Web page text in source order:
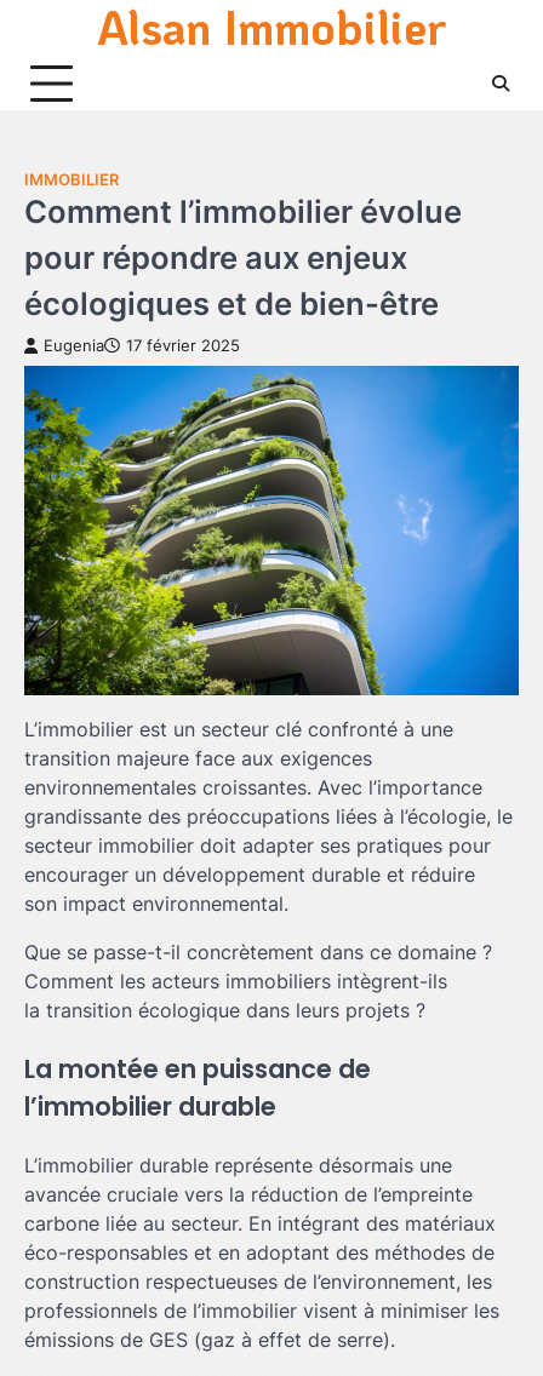
content
Alsan Immobilier
IMMOBILIER
Comment l’immobilier évolue
pour répondre aux enjeux
écologiques et de bien-être
Eugenia 17 février 2025
L’immobilier est un secteur clé confronté à une
transition majeure face aux exigences
environnementales croissantes. Avec l’importance
grandissante des préoccupations liées à l’écologie, le
secteur immobilier doit adapter ses pratiques pour
encourager un développement durable et réduire
son impact environnemental.
Que se passe-t-il concrètement dans ce domaine ?
Comment les acteurs immobiliers intègrent-ils
la transition écologique dans leurs projets ?
La montée en puissance de
l’immobilier durable
L’immobilier durable représente désormais une
avancée cruciale vers la réduction de l’empreinte
carbone liée au secteur. En intégrant des matériaux
éco-responsables et en adoptant des méthodes de
construction respectueuses de l’environnement, les
professionnels de l’immobilier visent à minimiser les
émissions de GES (gaz à effet de serre).